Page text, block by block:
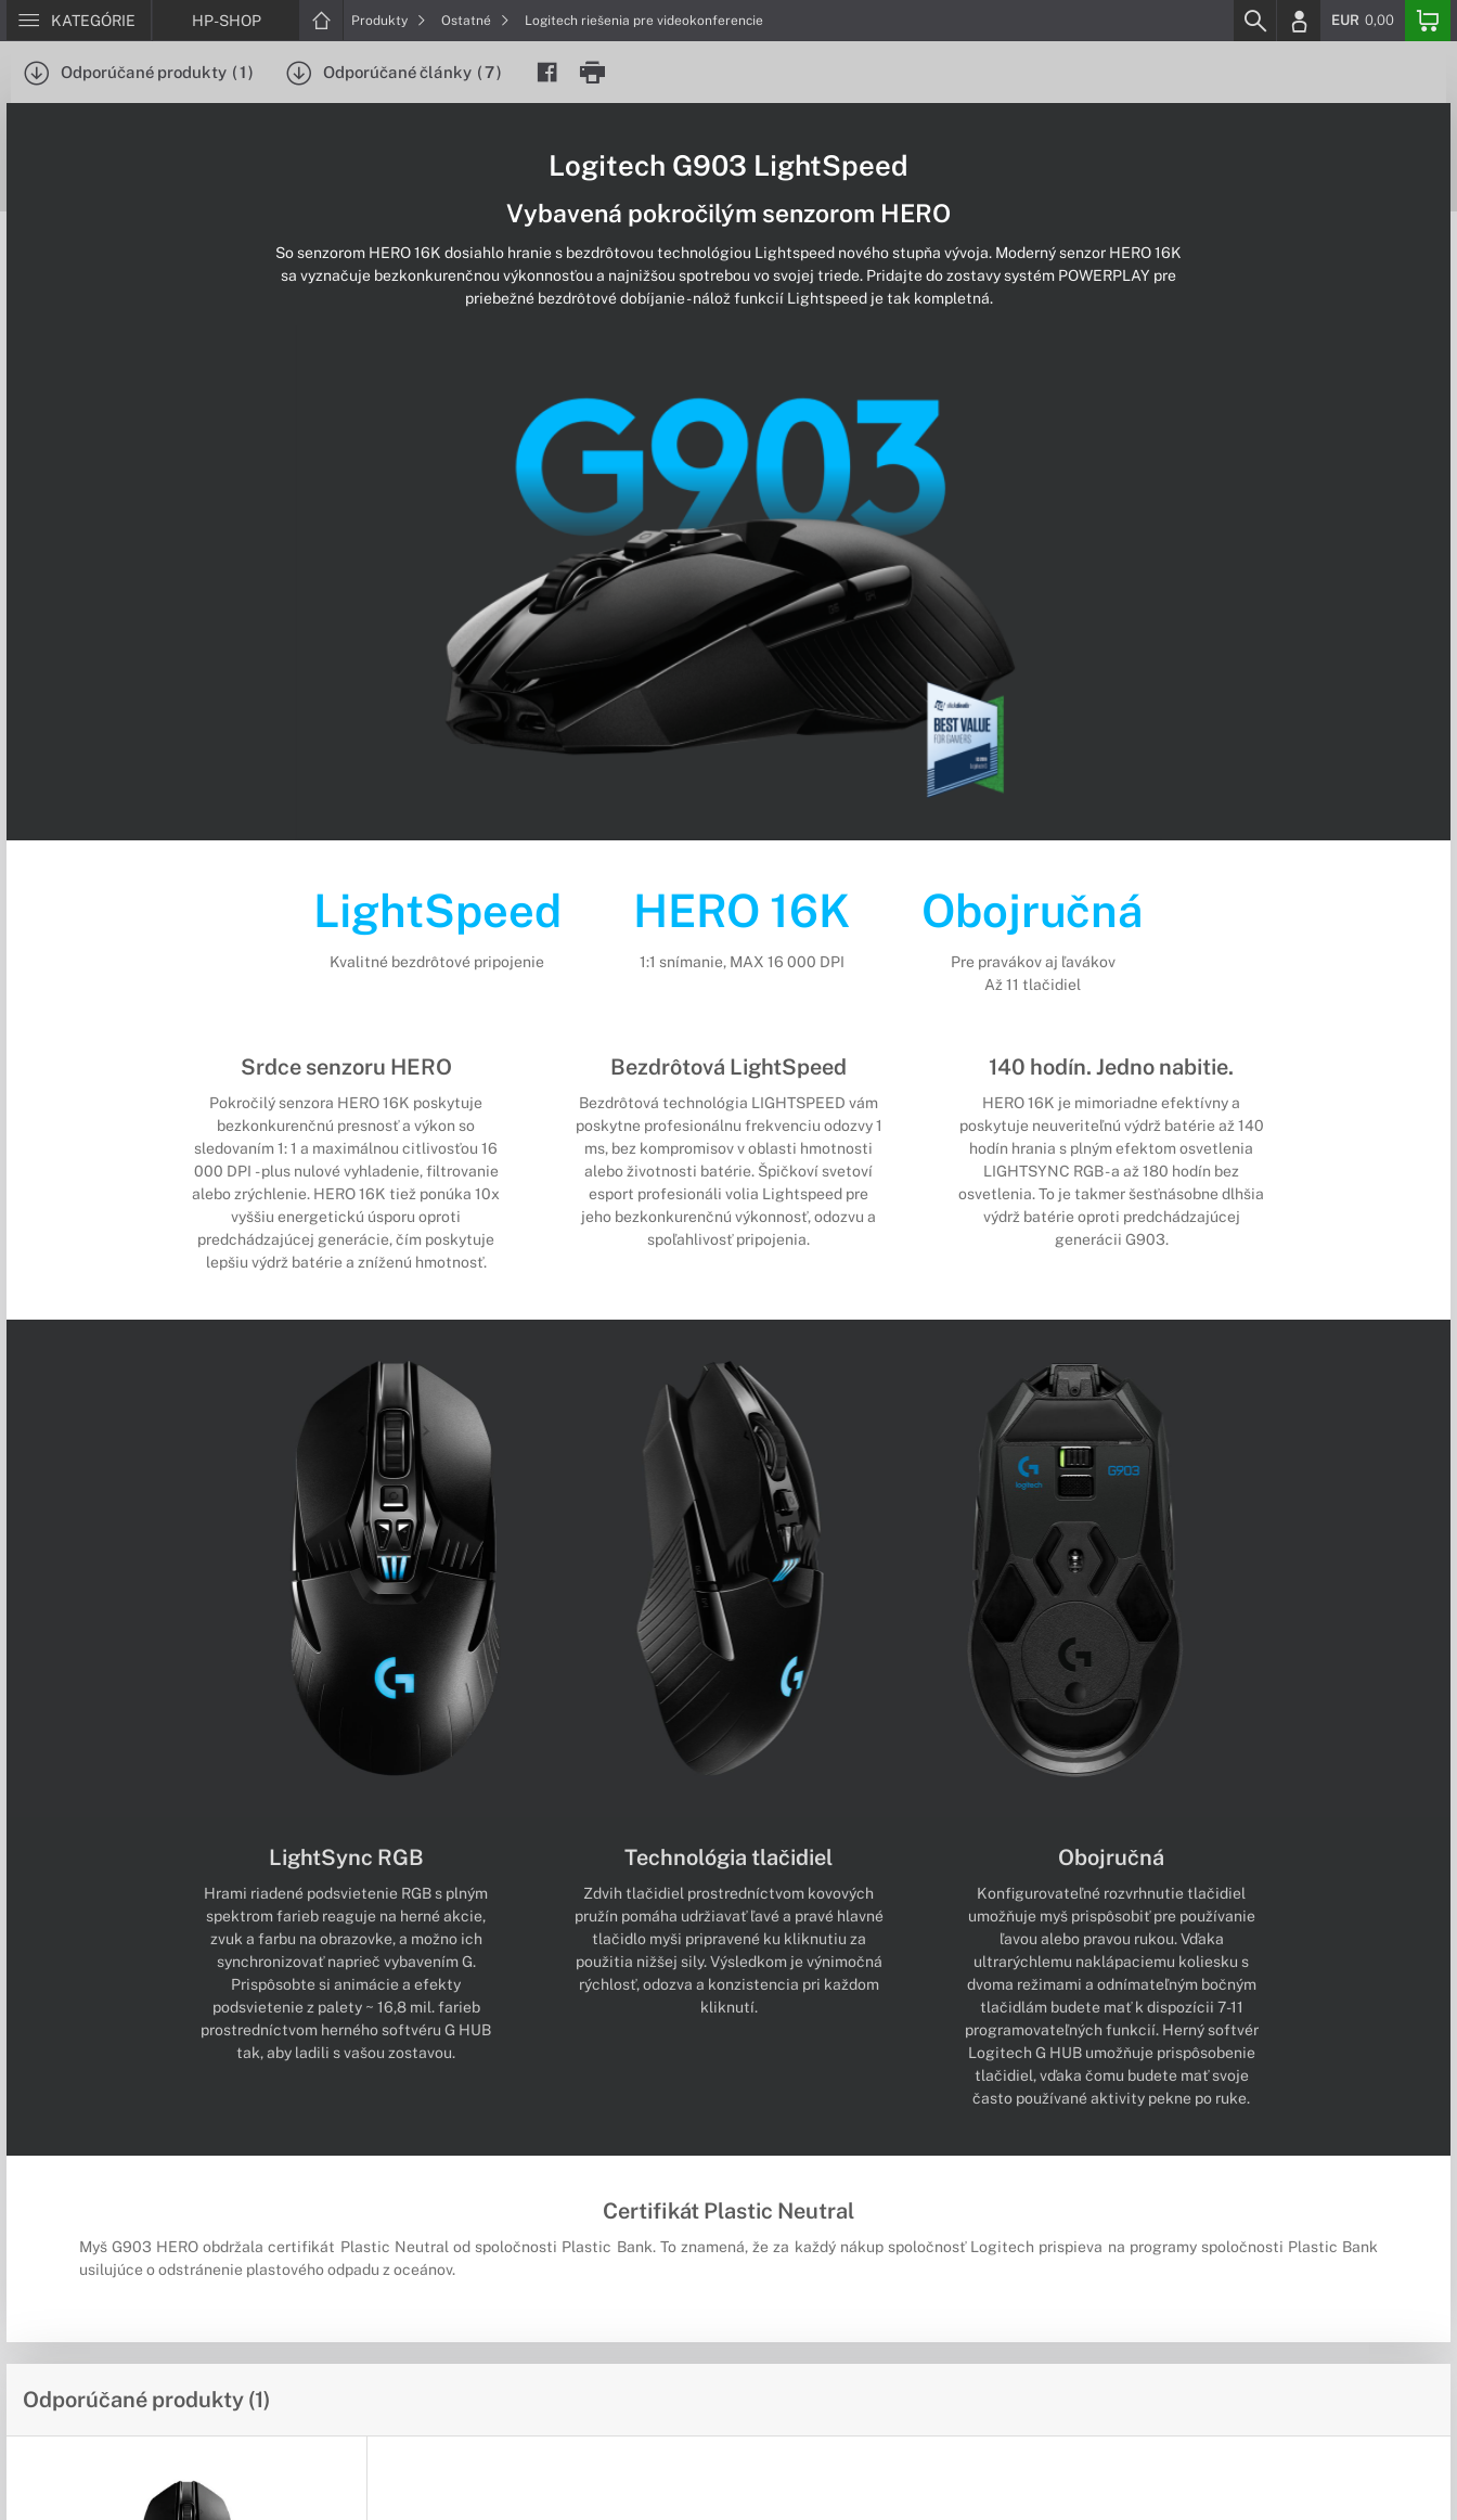
KATEGÓRIE HP-SHOP Produkty Ostatné Logitech riešenia pre videokonferencie EUR 0,00
Odporúčané produkty (1) Odporúčané články (7)
Logitech G903 LightSpeed
Vybavená pokročilým senzorom HERO
So senzorom HERO 16K dosiahlo hranie s bezdrôtovou technológiou Lightspeed nového stupňa vývoja. Moderný senzor HERO 16K
sa vyznačuje bezkonkurenčnou výkonnosťou a najnižšou spotrebou vo svojej triede. Pridajte do zostavy systém POWERPLAY pre
priebežné bezdrôtové dobíjanie - nálož funkcií Lightspeed je tak kompletná.
LightSpeed
Kvalitné bezdrôtové pripojenie
HERO 16K
1:1 snímanie, MAX 16 000 DPI
Obojručná
Pre pravákov aj ľavákov
Až 11 tlačidiel
Srdce senzoru HERO
Pokročilý senzora HERO 16K poskytuje
bezkonkurenčnú presnosť a výkon so
sledovaním 1: 1 a maximálnou citlivosťou 16
000 DPI - plus nulové vyhladenie, filtrovanie
alebo zrýchlenie. HERO 16K tiež ponúka 10x
vyššiu energetickú úsporu oproti
predchádzajúcej generácie, čím poskytuje
lepšiu výdrž batérie a zníženú hmotnosť.
Bezdrôtová LightSpeed
Bezdrôtová technológia LIGHTSPEED vám
poskytne profesionálnu frekvenciu odozvy 1
ms, bez kompromisov v oblasti hmotnosti
alebo životnosti batérie. Špičkoví svetoví
esport profesionáli volia Lightspeed pre
jeho bezkonkurenčnú výkonnosť, odozvu a
spoľahlivosť pripojenia.
140 hodín. Jedno nabitie.
HERO 16K je mimoriadne efektívny a
poskytuje neuveriteľnú výdrž batérie až 140
hodín hrania s plným efektom osvetlenia
LIGHTSYNC RGB - a až 180 hodín bez
osvetlenia. To je takmer šesťnásobne dlhšia
výdrž batérie oproti predchádzajúcej
generácii G903.
LightSync RGB
Hrami riadené podsvietenie RGB s plným
spektrom farieb reaguje na herné akcie,
zvuk a farbu na obrazovke, a možno ich
synchronizovať naprieč vybavením G.
Prispôsobte si animácie a efekty
podsvietenie z palety ~ 16,8 mil. farieb
prostredníctvom herného softvéru G HUB
tak, aby ladili s vašou zostavou.
Technológia tlačidiel
Zdvih tlačidiel prostredníctvom kovových
pružín pomáha udržiavať ľavé a pravé hlavné
tlačidlo myši pripravené ku kliknutiu za
použitia nižšej sily. Výsledkom je výnimočná
rýchlosť, odozva a konzistencia pri každom
kliknutí.
Obojručná
Konfigurovateľné rozvrhnutie tlačidiel
umožňuje myš prispôsobiť pre používanie
ľavou alebo pravou rukou. Vďaka
ultrarýchlemu naklápaciemu koliesku s
dvoma režimami a odnímateľným bočným
tlačidlám budete mať k dispozícii 7-11
programovateľných funkcií. Herný softvér
Logitech G HUB umožňuje prispôsobenie
tlačidiel, vďaka čomu budete mať svoje
často používané aktivity pekne po ruke.
Certifikát Plastic Neutral
Myš G903 HERO obdržala certifikát Plastic Neutral od spoločnosti Plastic Bank. To znamená, že za každý nákup spoločnosť Logitech prispieva na programy spoločnosti Plastic Bank
usilujúce o odstránenie plastového odpadu z oceánov.
Odporúčané produkty (1)